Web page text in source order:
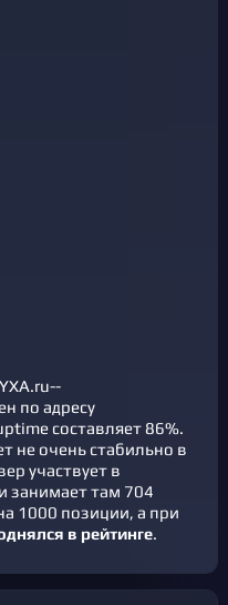
по адресу
составляет 86%.
не очень стабильно в
участвует в
и занимает там 704
1000 позиции, а при
в рейтинге.